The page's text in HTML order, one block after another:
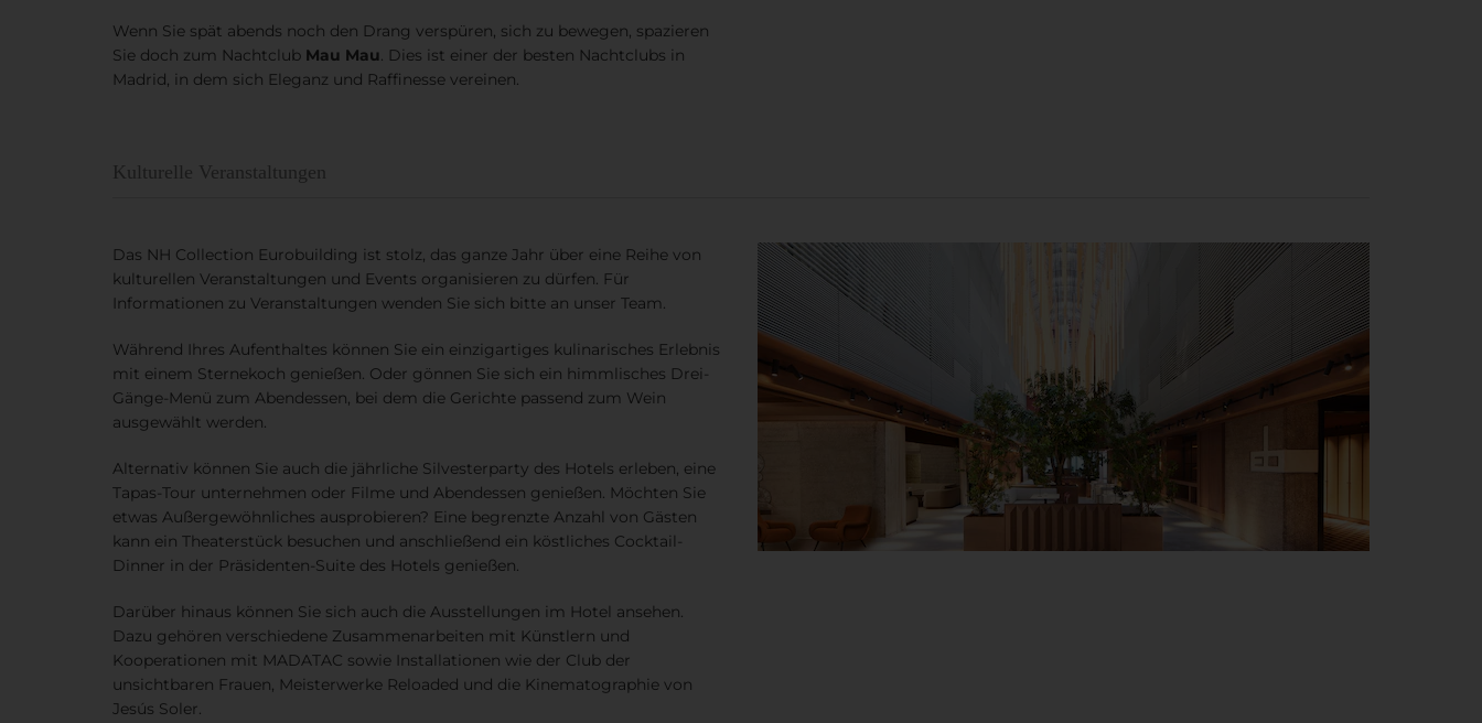
Wenn Sie spät abends noch den Drang verspüren, sich zu bewegen, spazieren
Sie doch zum Nachtclub Mau Mau. Dies ist einer der besten Nachtclubs in
Madrid, in dem sich Eleganz und Raffinesse vereinen.
Kulturelle Veranstaltungen
Das NH Collection Eurobuilding ist stolz, das ganze Jahr über eine Reihe von
kulturellen Veranstaltungen und Events organisieren zu dürfen. Für
Informationen zu Veranstaltungen wenden Sie sich bitte an unser Team.
Während Ihres Aufenthaltes können Sie ein einzigartiges kulinarisches Erlebnis
mit einem Sternekoch genießen. Oder gönnen Sie sich ein himmlisches Drei-
Gänge-Menü zum Abendessen, bei dem die Gerichte passend zum Wein
ausgewählt werden.
Alternativ können Sie auch die jährliche Silvesterparty des Hotels erleben, eine
Tapas-Tour unternehmen oder Filme und Abendessen genießen. Möchten Sie
etwas Außergewöhnliches ausprobieren? Eine begrenzte Anzahl von Gästen
kann ein Theaterstück besuchen und anschließend ein köstliches Cocktail-
Dinner in der Präsidenten-Suite des Hotels genießen.
Darüber hinaus können Sie sich auch die Ausstellungen im Hotel ansehen.
Dazu gehören verschiedene Zusammenarbeiten mit Künstlern und
Kooperationen mit MADATAC sowie Installationen wie der Club der
unsichtbaren Frauen, Meisterwerke Reloaded und die Kinematographie von
Jesús Soler.